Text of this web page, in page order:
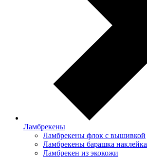
Ламбрекены
Ламбрекены флок с вышивкой
Ламбрекены барашка наклейка
Ламбрекен из экокожи